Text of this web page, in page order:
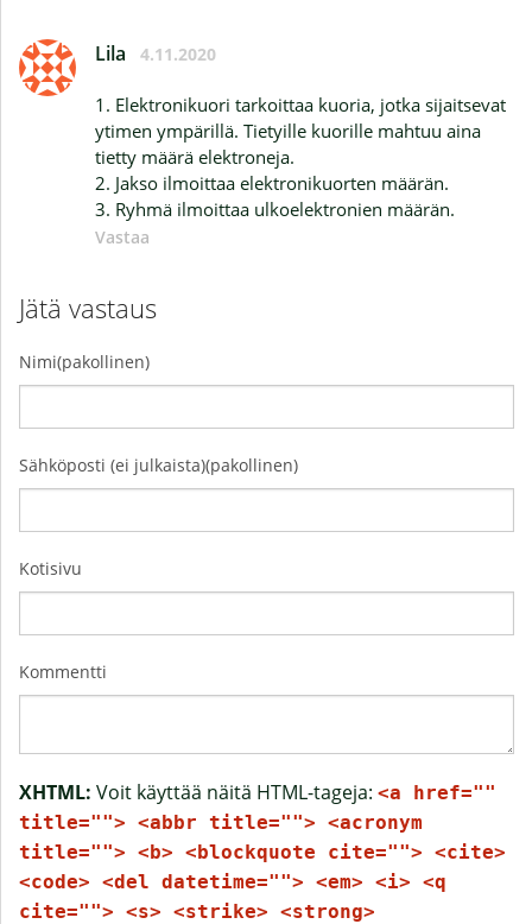
Lila 4.11.2020
1. Elektronikuori tarkoittaa kuoria, jotka sijaitsevat
ytimen ympärillä. Tietyille kuorille mahtuu aina
tietty määrä elektroneja.
2. Jakso ilmoittaa elektronikuorten määrän.
3. Ryhmä ilmoittaa ulkoelektronien määrän.
Vastaa
Jätä vastaus
Nimi(pakollinen)
Sähköposti (ei julkaista)(pakollinen)
Kotisivu
Kommentti
XHTML: Voit käyttää näitä HTML-tageja: <a href=""
title=""> <abbr title=""> <acronym
title=""> <b> <blockquote cite=""> <cite>
<code> <del datetime=""> <em> <i> <q
cite=""> <s> <strike> <strong>